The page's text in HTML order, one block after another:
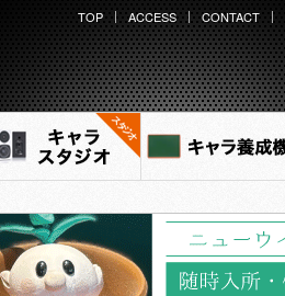
TOP ACCESS CONTACT
キャラ スタジオ キャラ養成機関